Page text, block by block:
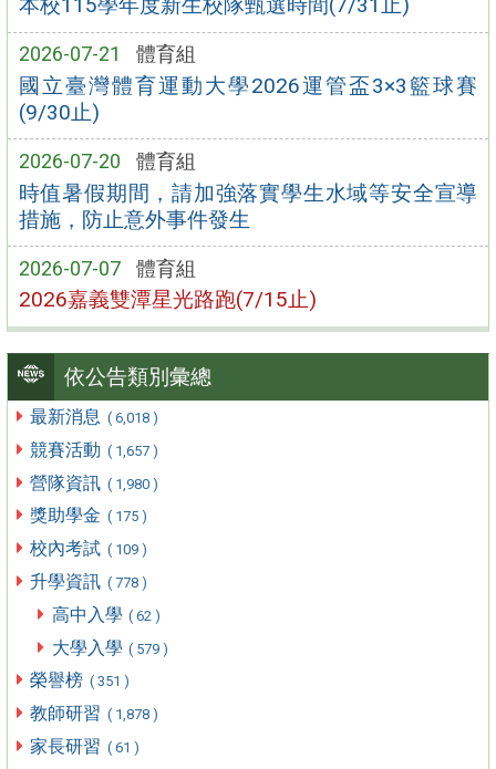
2026-07-21 體育組
國立臺灣體育運動大學2026運管盃3×3籃球賽
(9/30止)
2026-07-20 體育組
時值暑假期間，請加強落實學生水域等安全宣導
措施，防止意外事件發生
2026-07-07 體育組
2026嘉義雙潭星光路跑(7/15止)
依公告類別彙總
最新消息 ( 6,018 )
競賽活動 ( 1,657 )
營隊資訊 ( 1,980 )
獎助學金 ( 175 )
校內考試 ( 109 )
升學資訊 ( 778 )
高中入學 ( 62 )
大學入學 ( 579 )
榮譽榜 ( 351 )
教師研習 ( 1,878 )
家長研習 ( 61 )